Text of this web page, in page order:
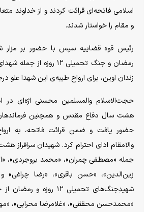
اسلامی فاتحه‌ای قرائت کردند و از خداوند
و مقام را خواستار شدند.
رئیس قوه قضاییه سپس با حضور بر
رمضان و جنگ تحمیلی ۱۲ روزه
زندان اوین، برای ارواح طیبه‌ی این شهدا علو
حجت‌الاسلام والمسلمین محسنی اژه‌ای در
هشت سال دفاع مقدس و همچنین
حضور یافت و ضمن قرائت فاتحه، به
والامقام ادای احترام کرد. شهیدان سرافراز
جمله «مصطفی چمران»، «محمد بروجردی»،
زین‌الدین»، «حسن باقری»، «رضا چراغی»
شهیدِجنگ‌های تحمیلی ۱۲
«محمدحسن محققی»، «غلامرضا محرابی»،